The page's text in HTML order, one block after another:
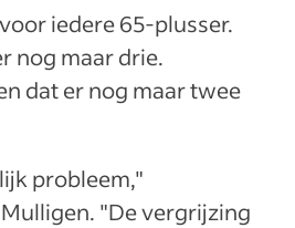
iedere 65-plusser.
nog maar drie.
dat er nog maar twee
probleem,"
"De vergrijzing